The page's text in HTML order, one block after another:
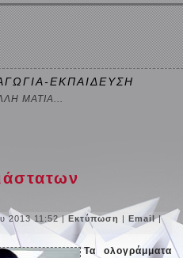
ΕΚΠΑΙΔΕΥΣΗ
ΜΑΤΙΑ...
2013 11:52|Εκτύπωση |Email|
Τα ολογράμματα